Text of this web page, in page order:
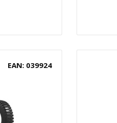
EAN: 039924